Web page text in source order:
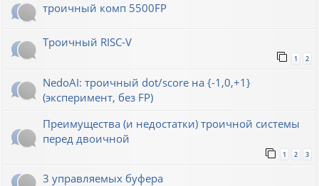
троичный комп 5500FP
Троичный RISC-V
1 2
NedoAI: троичный dot/score на {-1,0,+1}
(эксперимент, без FP)
Преимущества (и недостатки) троичной системы
перед двоичной
1 2 3
3 управляемых буфера